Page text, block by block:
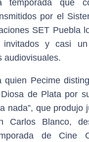
temporada que
por el
SET Puebla
y casi un
audiovisuales.
quien Pecime
de Plata por
nada”, que produjo
Carlos Blanco,
de Cine